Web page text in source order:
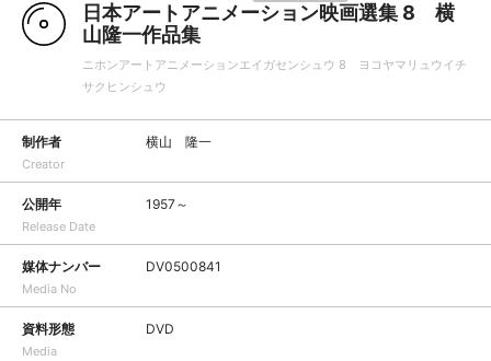
日本アートアニメーション映画選集 8 横
山隆一作品集
ニホンアートアニメーションエイガセンシュウ 8 ヨコヤマリュウイチ
サクヒンシュウ
制作者
Creator
横山 隆一
公開年
Release Date
1957～
媒体ナンバー
Media No
DV0500841
資料形態
Media
DVD